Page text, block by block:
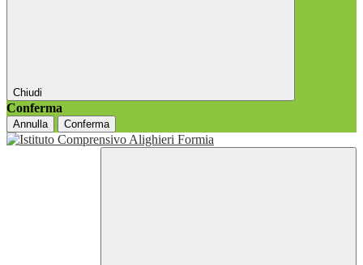
Chiudi
Conferma
Annulla Conferma